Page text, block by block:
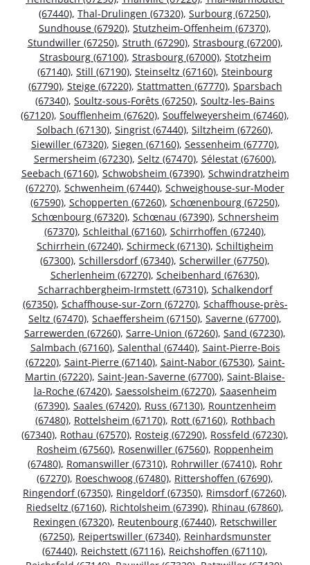
(67440), Thal-Drulingen (67320), Surbourg (67250),
Sundhouse (67920), Stutzheim-Offenheim (67370),
Stundwiller (67250), Struth (67290), Strasbourg (67200),
Strasbourg (67100), Strasbourg (67000), Stotzheim
(67140), Still (67190), Steinseltz (67160), Steinbourg
(67790), Steige (67220), Stattmatten (67770), Sparsbach
(67340), Soultz-sous-Forêts (67250), Soultz-les-Bains
(67120), Soufflenheim (67620), Souffelweyersheim (67460),
Solbach (67130), Singrist (67440), Siltzheim (67260),
Siewiller (67320), Siegen (67160), Sessenheim (67770),
Sermersheim (67230), Seltz (67470), Sélestat (67600),
Seebach (67160), Schwobsheim (67390), Schwindratzheim
(67270), Schwenheim (67440), Schweighouse-sur-Moder
(67590), Schopperten (67260), Schœnenbourg (67250),
Schœnbourg (67320), Schœnau (67390), Schnersheim
(67370), Schleithal (67160), Schirrhoffen (67240),
Schirrhein (67240), Schirmeck (67130), Schiltigheim
(67300), Schillersdorf (67340), Scherwiller (67750),
Scherlenheim (67270), Scheibenhard (67630),
Scharrachbergheim-Irmstett (67310), Schalkendorf
(67350), Schaffhouse-sur-Zorn (67270), Schaffhouse-près-
Seltz (67470), Schaeffersheim (67150), Saverne (67700),
Sarrewerden (67260), Sarre-Union (67260), Sand (67230),
Salmbach (67160), Salenthal (67440), Saint-Pierre-Bois
(67220), Saint-Pierre (67140), Saint-Nabor (67530), Saint-
Martin (67220), Saint-Jean-Saverne (67700), Saint-Blaise-
la-Roche (67420), Saessolsheim (67270), Saasenheim
(67390), Saales (67420), Russ (67130), Rountzenheim
(67480), Rottelsheim (67170), Rott (67160), Rothbach
(67340), Rothau (67570), Rosteig (67290), Rossfeld (67230),
Rosheim (67560), Rosenwiller (67560), Roppenheim
(67480), Romanswiller (67310), Rohrwiller (67410), Rohr
(67270), Roeschwoog (67480), Rittershoffen (67690),
Ringendorf (67350), Ringeldorf (67350), Rimsdorf (67260),
Riedseltz (67160), Richtolsheim (67390), Rhinau (67860),
Rexingen (67320), Reutenbourg (67440), Retschwiller
(67250), Reipertswiller (67340), Reinhardsmunster
(67440), Reichstett (67116), Reichshoffen (67110),